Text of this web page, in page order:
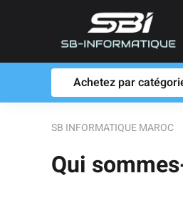
Achetez par
SB INFORMATIQUE MAROC
Qui